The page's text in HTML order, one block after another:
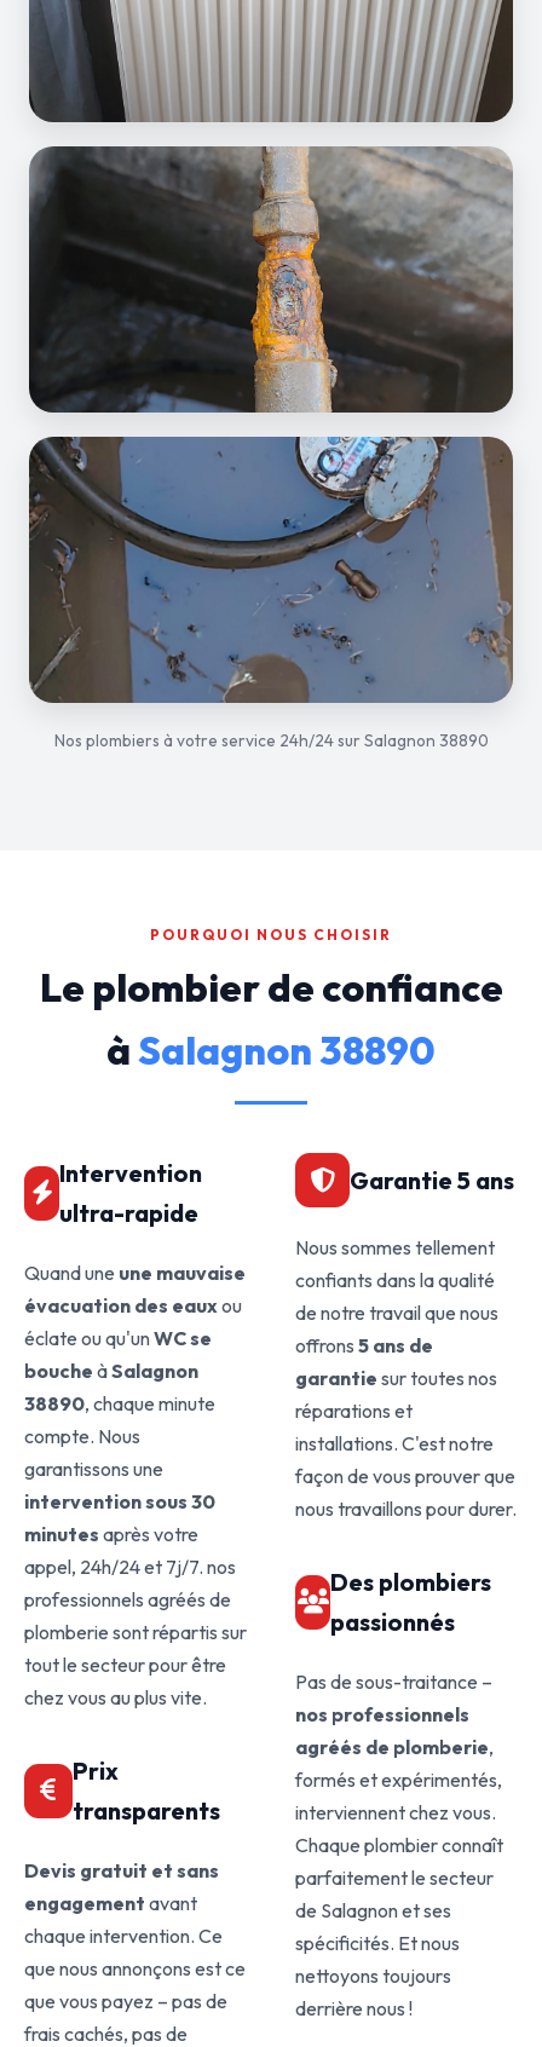
Nos plombiers à votre service 24h/24 sur Salagnon 38890
POURQUOI NOUS CHOISIR
Le plombier de confiance
àSalagnon 38890
Intervention
ultra-rapide
Quand une une mauvaise
évacuation des eauxou
éclate ou qu'unWC se
bouche àSalagnon
38890, chaque minute
compte. Nous
garantissons une
intervention sous 30
minutes après votre
appel, 24h/24 et 7j/7. nos
professionnels agréés de
plomberie sont répartis sur
tout le secteur pour être
chez vous au plus vite.
Prix
transparents
Devis gratuit et sans
engagement avant
chaque intervention. Ce
que nous annonçons est ce
que vous payez – pas de
frais cachés, pas de
Garantie 5 ans
Nous sommes tellement
confiants dans la qualité
de notre travail que nous
offrons 5 ans de
garantie sur toutes nos
réparations et
installations. C'est notre
façon de vous prouver que
nous travaillons pour durer.
Des plombiers
passionnés
Pas de sous-traitance –
nos professionnels
agréés de plomberie,
formés et expérimentés,
interviennent chez vous.
Chaque plombier connaît
parfaitement le secteur
de Salagnon et ses
spécificités. Et nous
nettoyons toujours
derrière nous !